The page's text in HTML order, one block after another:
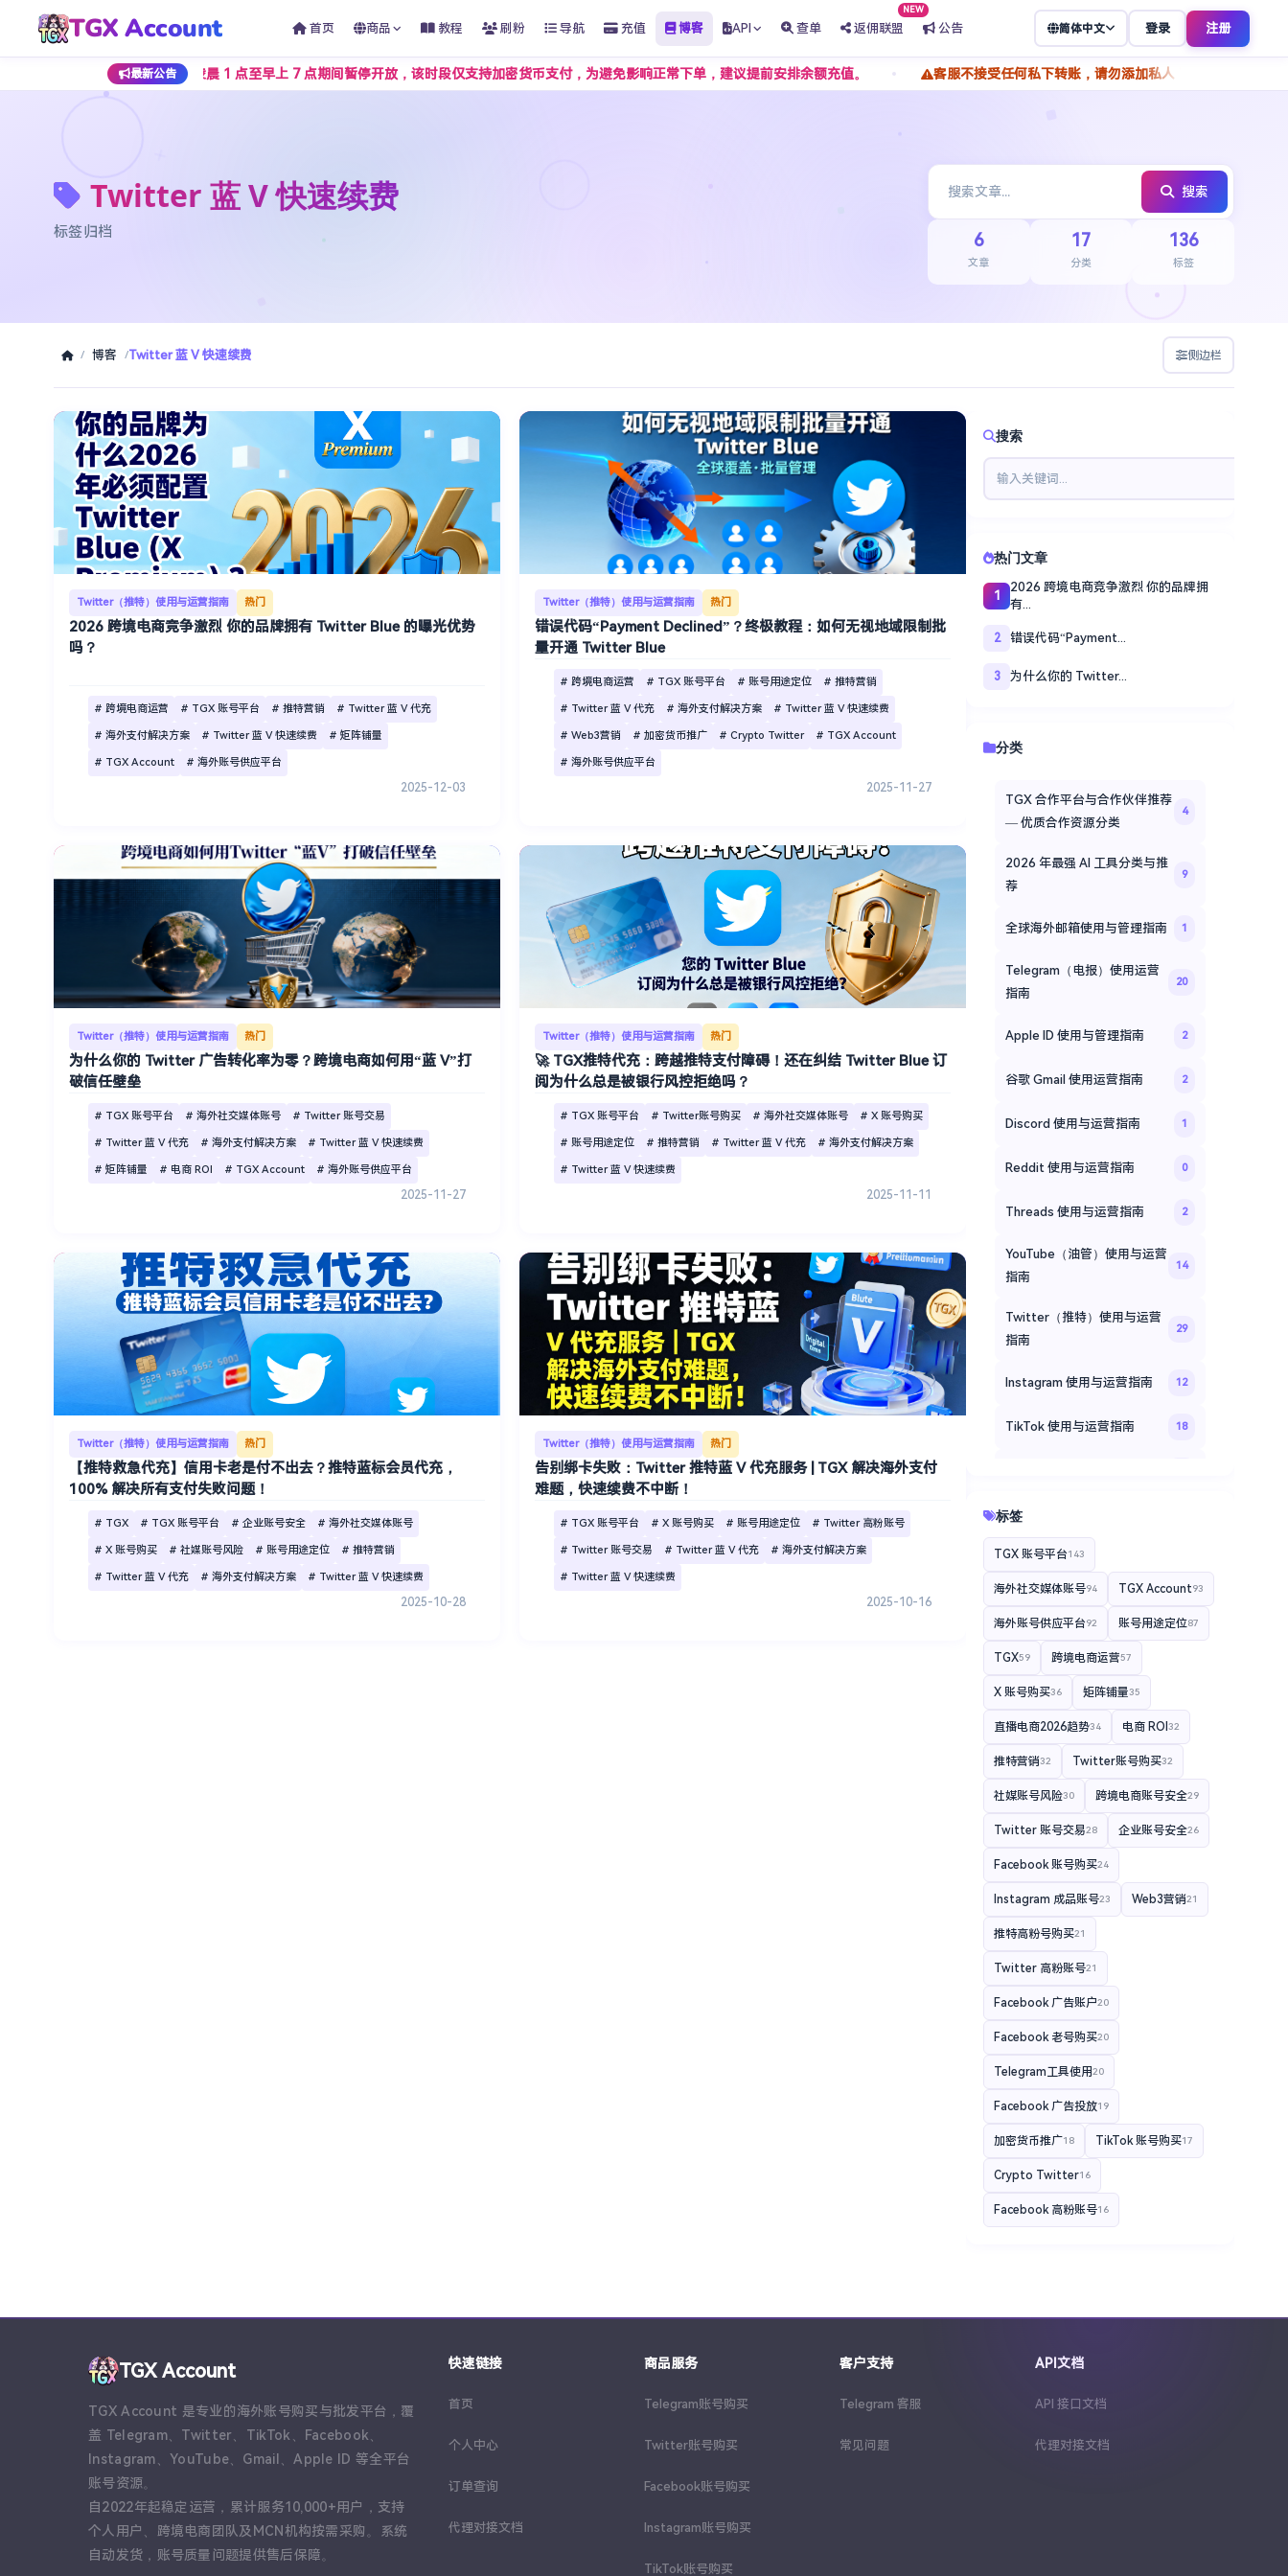
TGX Account 首页 商品 教程 刷粉 导航 充值 博客 API 查单 返佣联盟
NEW
公告 简体中文 登录 注册
最新公告
下单通道将在每日凌晨 1 点至早上 7 点期间暂停开放，该时段仅支持加密货币支付，为避免影响正常下单，建议提前安排余额充值。 客服不接受任何私下转账，请勿添加私人 TG 转账付款，谨防骗子冒充
Twitter 蓝 V 快速续费
标签归档
搜索
6
文章
17
分类
136
标签
/ 博客 /Twitter 蓝 V 快速续费 侧边栏
Twitter（推特）使用与运营指南 热门
2026 跨境电商竞争激烈 你的品牌拥有 Twitter Blue 的曝光优势
吗？
# 跨境电商运营 # TGX 账号平台 # 推特营销 # Twitter 蓝 V 代充
# 海外支付解决方案 # Twitter 蓝 V 快速续费 # 矩阵铺量
# TGX Account # 海外账号供应平台
2025-12-03
Twitter（推特）使用与运营指南 热门
错误代码“Payment Declined”？终极教程：如何无视地域限制批
量开通 Twitter Blue
# 跨境电商运营 # TGX 账号平台 # 账号用途定位 # 推特营销
# Twitter 蓝 V 代充 # 海外支付解决方案 # Twitter 蓝 V 快速续费
# Web3营销 # 加密货币推广 # Crypto Twitter # TGX Account
# 海外账号供应平台
2025-11-27
Twitter（推特）使用与运营指南 热门
为什么你的 Twitter 广告转化率为零？跨境电商如何用“蓝 V”打
破信任壁垒
# TGX 账号平台 # 海外社交媒体账号 # Twitter 账号交易
# Twitter 蓝 V 代充 # 海外支付解决方案 # Twitter 蓝 V 快速续费
# 矩阵铺量 # 电商 ROI # TGX Account # 海外账号供应平台
2025-11-27
Twitter（推特）使用与运营指南 热门
🚀 TGX推特代充：跨越推特支付障碍！还在纠结 Twitter Blue 订
阅为什么总是被银行风控拒绝吗？
# TGX 账号平台 # Twitter账号购买 # 海外社交媒体账号 # X 账号购买
# 账号用途定位 # 推特营销 # Twitter 蓝 V 代充 # 海外支付解决方案
# Twitter 蓝 V 快速续费
2025-11-11
Twitter（推特）使用与运营指南 热门
【推特救急代充】信用卡老是付不出去？推特蓝标会员代充，
100% 解决所有支付失败问题！
# TGX # TGX 账号平台 # 企业账号安全 # 海外社交媒体账号
# X 账号购买 # 社媒账号风险 # 账号用途定位 # 推特营销
# Twitter 蓝 V 代充 # 海外支付解决方案 # Twitter 蓝 V 快速续费
2025-10-28
Twitter（推特）使用与运营指南 热门
告别绑卡失败：Twitter 推特蓝 V 代充服务 | TGX 解决海外支付
难题，快速续费不中断！
# TGX 账号平台 # X 账号购买 # 账号用途定位 # Twitter 高粉账号
# Twitter 账号交易 # Twitter 蓝 V 代充 # 海外支付解决方案
# Twitter 蓝 V 快速续费
2025-10-16
搜索
热门文章
1
2026 跨境电商竞争激烈 你的品牌拥
有...
2 错误代码“Payment...
3 为什么你的 Twitter...
分类
TGX 合作平台与合作伙伴推荐
— 优质合作资源分类
4
2026 年最强 AI 工具分类与推
荐
9
全球海外邮箱使用与管理指南 1
Telegram（电报）使用运营
指南
20
Apple ID 使用与管理指南 2
谷歌 Gmail 使用运营指南 2
Discord 使用与运营指南 1
Reddit 使用与运营指南 0
Threads 使用与运营指南 2
YouTube（油管）使用与运营
指南
14
Twitter（推特）使用与运营
指南
29
Instagram 使用与运营指南 12
TikTok 使用与运营指南 18
TGXaccount 海外账号登录
教程
TGXaccount 平台专题
TGXaccount 账号使用指南 12
标签
TGX 账号平台143
海外社交媒体账号94 TGX Account93
海外账号供应平台92 账号用途定位87
TGX59 跨境电商运营57
X 账号购买36 矩阵铺量35
直播电商2026趋势34 电商 ROI 32
推特营销32 Twitter账号购买32
社媒账号风险30 跨境电商账号安全29
Twitter 账号交易28 企业账号安全26
Facebook 账号购买24
Instagram 成品账号23 Web3营销21
推特高粉号购买21
Twitter 高粉账号21
Facebook 广告账户20
Facebook 老号购买20
Telegram工具使用20
Facebook 广告投放19
加密货币推广18 TikTok 账号购买17
Crypto Twitter16
Facebook 高粉账号16
Telegram 营销 13
TGX Account
TGX Account 是专业的海外账号购买与批发平台，覆
盖 Telegram、Twitter、TikTok、Facebook、
Instagram、YouTube、Gmail、Apple ID 等全平台
账号资源。
自2022年起稳定运营，累计服务10,000+用户，支持
个人用户、跨境电商团队及MCN机构按需采购。系统
自动发货，账号质量问题提供售后保障。
快速链接
首页
个人中心
订单查询
代理对接文档
商品服务
Telegram账号购买
Twitter账号购买
Facebook账号购买
Instagram账号购买
TikTok账号购买
客户支持
Telegram 客服
常见问题
API文档
API 接口文档
代理对接文档